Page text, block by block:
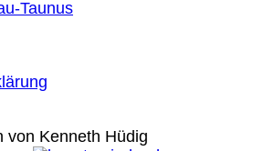
von Kenneth Hüdig